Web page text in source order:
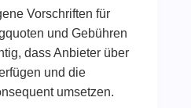
Vorschriften für
und Gebühren
dass Anbieter über
und die
umsetzen.